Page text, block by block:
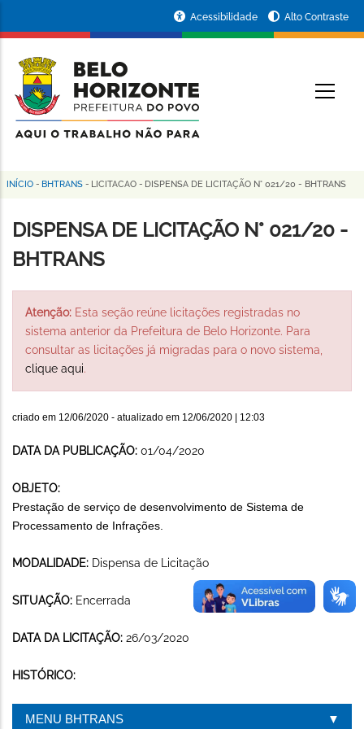
conteúdo
principal
da
Prefeitura
de
Horizonte
Acessibilidade Alto Contraste
Trilha
de
navegação
INÍCIO - BHTRANS - LICITACAO - DISPENSA DE LICITAÇÃO N° 021/20 - BHTRANS
DISPENSA DE LICITAÇÃO N° 021/20 -
BHTRANS
Atenção: Esta seção reúne licitações registradas no
sistema anterior da Prefeitura de Belo Horizonte. Para
consultar as licitações já migradas para o novo sistema,
clique aqui.
criado em 12/06/2020 - atualizado em 12/06/2020 | 12:03
DATA DA PUBLICAÇÃO: 01/04/2020
OBJETO:
Prestação de serviço de desenvolvimento de Sistema de
Processamento de Infrações.
MODALIDADE: Dispensa de Licitação
SITUAÇÃO: Encerrada
DATA DA LICITAÇÃO: 26/03/2020
HISTÓRICO:
MENU BHTRANS